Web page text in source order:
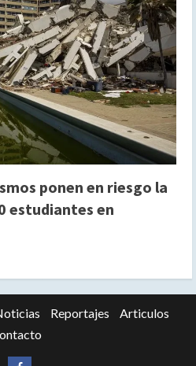
ponen en riesgo la
estudiantes en
Reportajes
Articulos